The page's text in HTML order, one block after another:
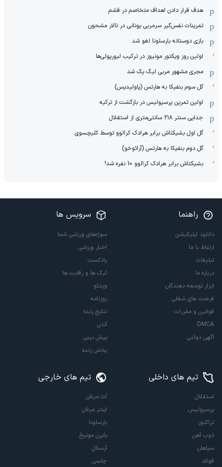
هدف قرار دادن اهداف متخاصم در قشم
‏تمرینات نفس‌گیر سرمربی یونانی در تالار مشحون
بازی دوستانه بارسلونا لغو شد
اولین روز ویکتور مونیوز در ترکیب لیورپولی‌ها
مجری مشهور مربی لیگ یک شد
گل سوم بنفیکا به هارتس (پاولیدیس)
اولین تمرین پرسپولیس در بازگشت از ترکیه
جدایی سنتر ۲۱۸ سانتی‌متری از استقلال
گل اول بشیکتاش برابر هرادک کرالوو توسط کلیچسوی
گل دوم بنفیکا به هارتس (آرائوخو)
بشیکتاش برابر هرادک کرالوو 10 نفره شد!
راهنما
دانلود اپلیکیشن
ارتباط با ما
تبلیغات
درباره ما
ابزار توسعه دهندگان
فرصت های شغلی
قوانین و مقررات
DMCA
آگهی دولتی
سرویس ها
سوژه‌های ورزشی شما
اخبار ورزشی
پادکست
لیگ ها و رقابت ها
ویدئو
روزنامه
نتایج زنده
آنتن
پیش بینی
پخش زنده
تیم های داخلی
استقلال
پرسپولیس
تراکتور
ذوب آهن
سپاهان
فولاد
تیم های خارجی
آث میلان
اینتر میلان
بارسلونا
بایرن مونیخ
آرسنال
چلسی